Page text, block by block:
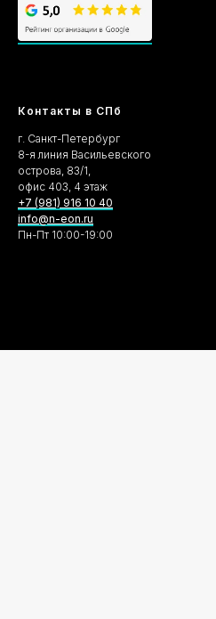
Контакты в СПб
г. Санкт-Петербург
8-я линия Васильевского
острова, 83/1,
офис 403, 4 этаж
+7 (981) 916 10 40
info@n-eon.ru
Пн-Пт 10:00-19:00